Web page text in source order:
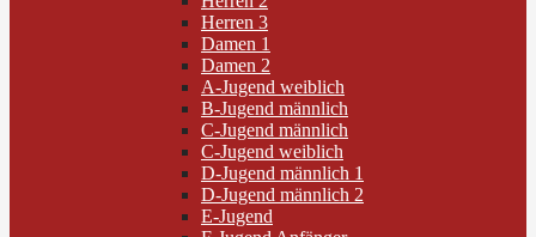
Herren 3
Damen 1
Damen 2
A-Jugend weiblich
B-Jugend männlich
C-Jugend männlich
C-Jugend weiblich
D-Jugend männlich 1
D-Jugend männlich 2
E-Jugend